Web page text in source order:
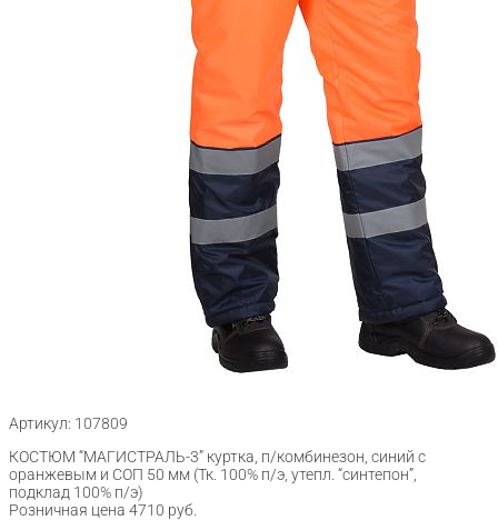
Артикул: 107809
КОСТЮМ “МАГИСТРАЛЬ-3” куртка, п/комбинезон, синий с
оранжевым и СОП 50 мм (Тк. 100% п/э, утепл. “синтепон”,
подклад 100% п/э)
Розничная цена 4710 руб.